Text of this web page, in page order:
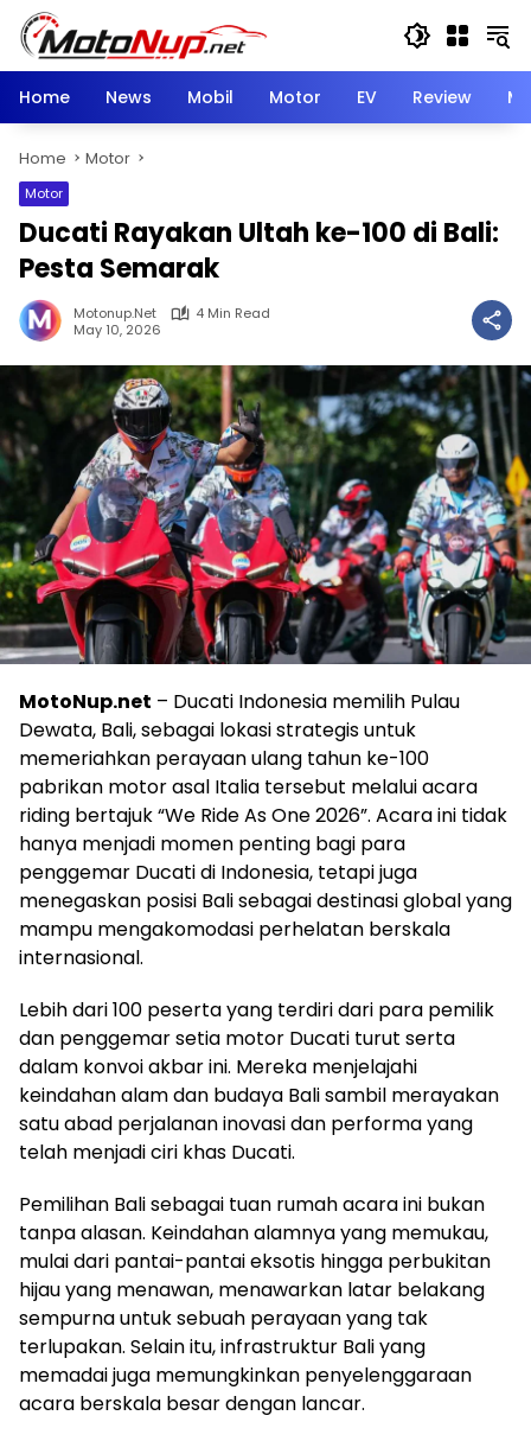
Skip
content
Home
News Mobil Motor EV Review
Home Motor
Motor
Ducati Rayakan Ultah ke-100 di Bali:
Pesta Semarak
Motonup.net
4 Min Read
May 10, 2026
MotoNup.net – Ducati Indonesia memilih Pulau
Dewata, Bali, sebagai lokasi strategis untuk
memeriahkan perayaan ulang tahun ke-100
pabrikan motor asal Italia tersebut melalui acara
riding bertajuk “We Ride As One 2026”. Acara ini tidak
hanya menjadi momen penting bagi para
penggemar Ducati di Indonesia, tetapi juga
menegaskan posisi Bali sebagai destinasi global yang
mampu mengakomodasi perhelatan berskala
internasional.
Lebih dari 100 peserta yang terdiri dari para pemilik
dan penggemar setia motor Ducati turut serta
dalam konvoi akbar ini. Mereka menjelajahi
keindahan alam dan budaya Bali sambil merayakan
satu abad perjalanan inovasi dan performa yang
telah menjadi ciri khas Ducati.
Pemilihan Bali sebagai tuan rumah acara ini bukan
tanpa alasan. Keindahan alamnya yang memukau,
mulai dari pantai-pantai eksotis hingga perbukitan
hijau yang menawan, menawarkan latar belakang
sempurna untuk sebuah perayaan yang tak
terlupakan. Selain itu, infrastruktur Bali yang
memadai juga memungkinkan penyelenggaraan
acara berskala besar dengan lancar.